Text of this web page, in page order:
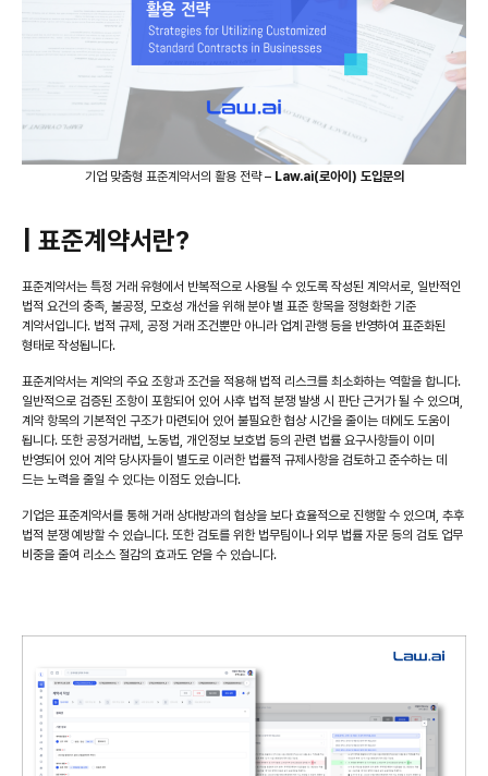
기업 맞춤형 표준계약서의 활용 전략 – Law.ai(로아이) 도입문의
| 표준계약서란?
표준계약서는 특정 거래 유형에서 반복적으로 사용될 수 있도록 작성된 계약서로, 일반적인
법적 요건의 충족, 불공정, 모호성 개선을 위해 분야 별 표준 항목을 정형화한 기준
계약서입니다. 법적 규제, 공정 거래 조건뿐만 아니라 업계 관행 등을 반영하여 표준화된
형태로 작성됩니다.
표준계약서는 계약의 주요 조항과 조건을 적용해 법적 리스크를 최소화하는 역할을 합니다.
일반적으로 검증된 조항이 포함되어 있어 사후 법적 분쟁 발생 시 판단 근거가 될 수 있으며,
계약 항목의 기본적인 구조가 마련되어 있어 불필요한 협상 시간을 줄이는 데에도 도움이
됩니다. 또한 공정거래법, 노동법, 개인정보 보호법 등의 관련 법률 요구사항들이 이미
반영되어 있어 계약 당사자들이 별도로 이러한 법률적 규제사항을 검토하고 준수하는 데
드는 노력을 줄일 수 있다는 이점도 있습니다.
기업은 표준계약서를 통해 거래 상대방과의 협상을 보다 효율적으로 진행할 수 있으며, 추후
법적 분쟁 예방할 수 있습니다. 또한 검토를 위한 법무팀이나 외부 법률 자문 등의 검토 업무
비중을 줄여 리소스 절감의 효과도 얻을 수 있습니다.